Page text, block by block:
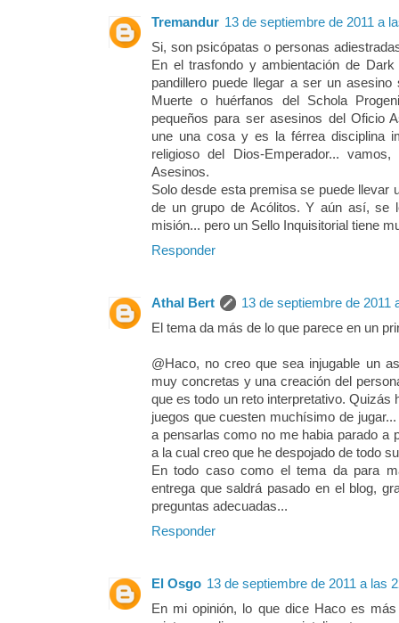
Tremandur 13 de septiembre de 2011 a
Si, son psicópatas o personas
En el trasfondo y ambientación de
pandillero puede llegar a ser un
Muerte o huérfanos del Schola
pequeños para ser asesinos del Oficio
une una cosa y es la férrea disciplina
religioso del Dios-Emperador...
Asesinos.
Solo desde esta premisa se puede llevar
de un grupo de Acólitos. Y aún así, se
misión... pero un Sello Inquisitorial tiene
Responder
Athal Bert
13 de septiembre de 2011
El tema da más de lo que parece en un
@Haco, no creo que sea injugable un
muy concretas y una creación del
que es todo un reto interpretativo. Quizás
juegos que cuesten muchísimo de
a pensarlas como no me habia parado a
a la cual creo que he despojado de todo
En todo caso como el tema da para
entrega que saldrá pasado en el blog,
preguntas adecuadas...
Responder
El Osgo 13 de septiembre de 2011 a las
En mi opinión, lo que dice Haco es